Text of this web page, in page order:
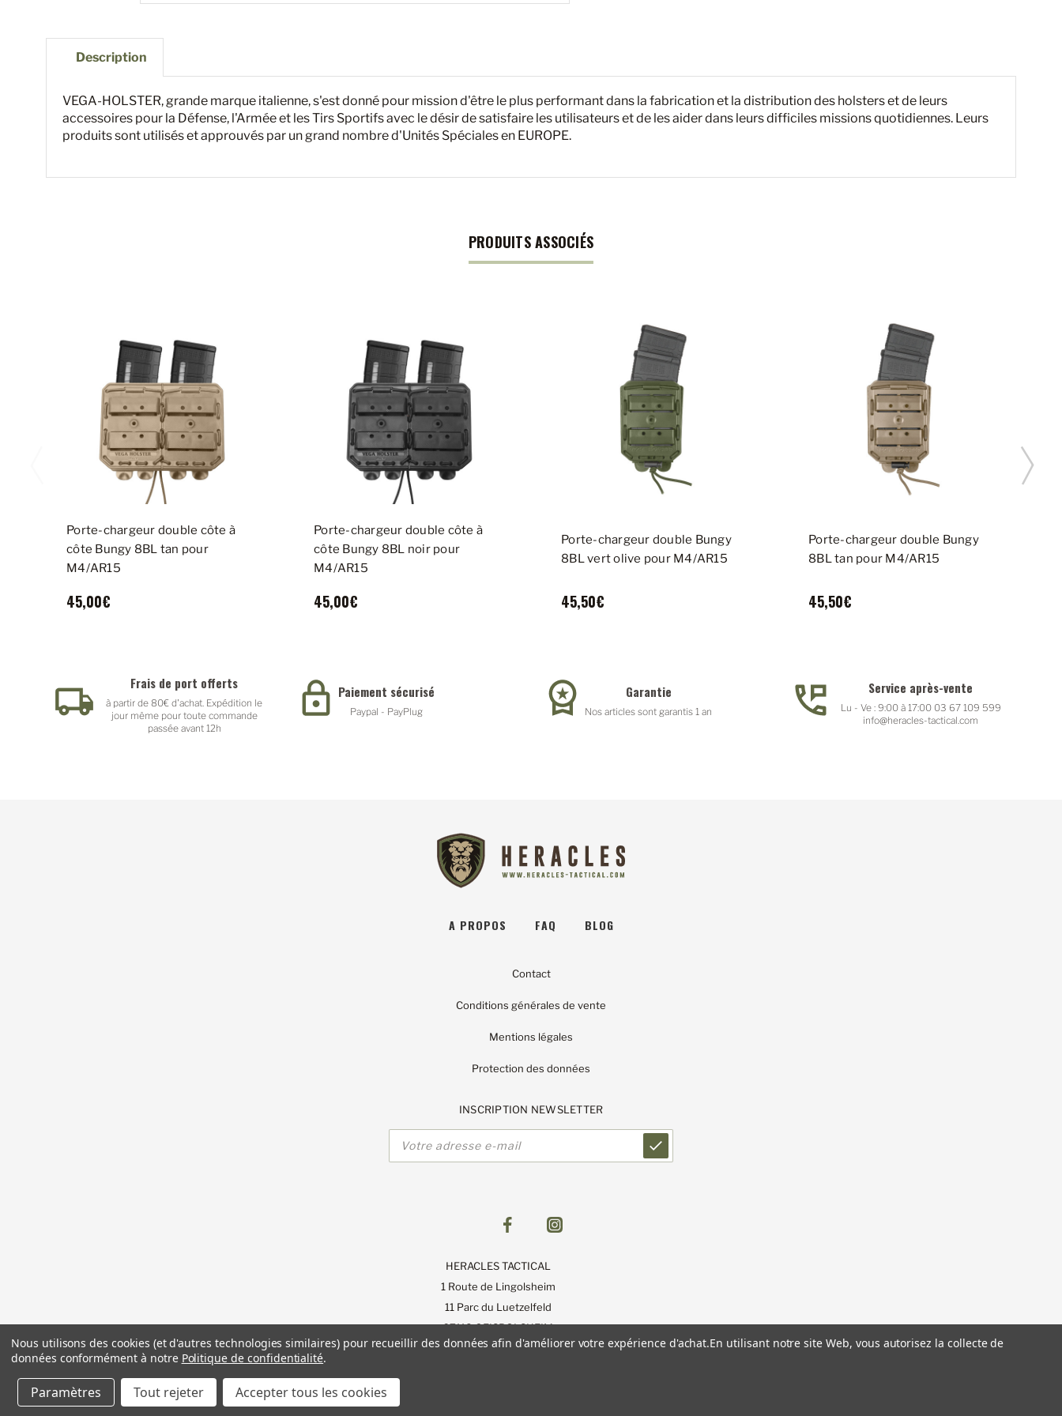
Description
VEGA-HOLSTER, grande marque italienne, s'est donné pour mission d'être le plus performant dans la fabrication et la distribution des holsters et de leurs
accessoires pour la Défense, l'Armée et les Tirs Sportifs avec le désir de satisfaire les utilisateurs et de les aider dans leurs difficiles missions quotidiennes. Leurs
produits sont utilisés et approuvés par un grand nombre d'Unités Spéciales en EUROPE.
PRODUITS ASSOCIÉS
Porte-chargeur double côte à
côte Bungy 8BL tan pour
M4/AR15
45,00€
Porte-chargeur double côte à
côte Bungy 8BL noir pour
M4/AR15
45,00€
Porte-chargeur double Bungy
8BL vert olive pour M4/AR15
45,50€
Porte-chargeur double Bungy
8BL tan pour M4/AR15
45,50€
Frais de port offerts
à partir de 80€ d'achat. Expédition le
jour même pour toute commande
passée avant 12h
Paiement sécurisé
Paypal - PayPlug
Garantie
Nos articles sont garantis 1 an
Service après-vente
Lu - Ve : 9:00 à 17:00 03 67 109 599
info@heracles-tactical.com
A PROPOS FAQ BLOG
Contact
Conditions générales de vente
Mentions légales
Protection des données
INSCRIPTION NEWSLETTER
Adresse
HERACLES TACTICAL
1 Route de Lingolsheim
11 Parc du Luetzelfeld
67118 GEISPOLSHEIM
Nous utilisons des cookies (et d'autres technologies similaires) pour recueillir des données afin d'améliorer votre expérience d'achat.En utilisant notre site Web, vous autorisez la collecte de
données conformément à notre Politique de confidentialité.
Paramètres Tout rejeter Accepter tous les cookies